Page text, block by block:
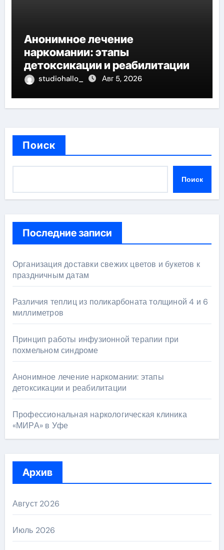
Анонимное лечение
наркомании: этапы
детоксикации и реабилитации
studiohallo_ Авг 5, 2026
Поиск
Поиск
Последние записи
Организация доставки свежих цветов и букетов к
праздничным датам
Различия теплиц из поликарбоната толщиной 4 и 6
миллиметров
Принцип работы инфузионной терапии при
похмельном синдроме
Анонимное лечение наркомании: этапы
детоксикации и реабилитации
Профессиональная наркологическая клиника
«МИРА» в Уфе
Архив
Август 2026
Июль 2026